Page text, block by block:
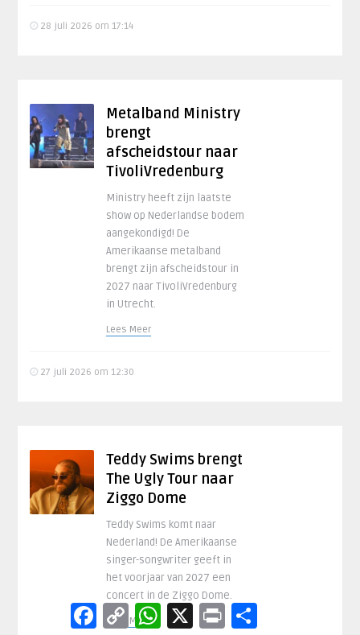
28 juli 2026 om 17:14
Metalband Ministry
brengt
afscheidstour naar
TivoliVredenburg
Ministry heeft zijn laatste
show op Nederlandse bodem
aangekondigd! De
Amerikaanse metalband
brengt zijn afscheidstour in
2027 naar TivoliVredenburg
in Utrecht.
Lees Meer
27 juli 2026 om 12:30
Teddy Swims brengt
The Ugly Tour naar
Ziggo Dome
Teddy Swims komt naar
Nederland! De Amerikaanse
singer-songwriter geeft in
het voorjaar van 2027 een
concert in de Ziggo Dome.
Lees Meer
FacebookCopy
Link
WhatsApp Print